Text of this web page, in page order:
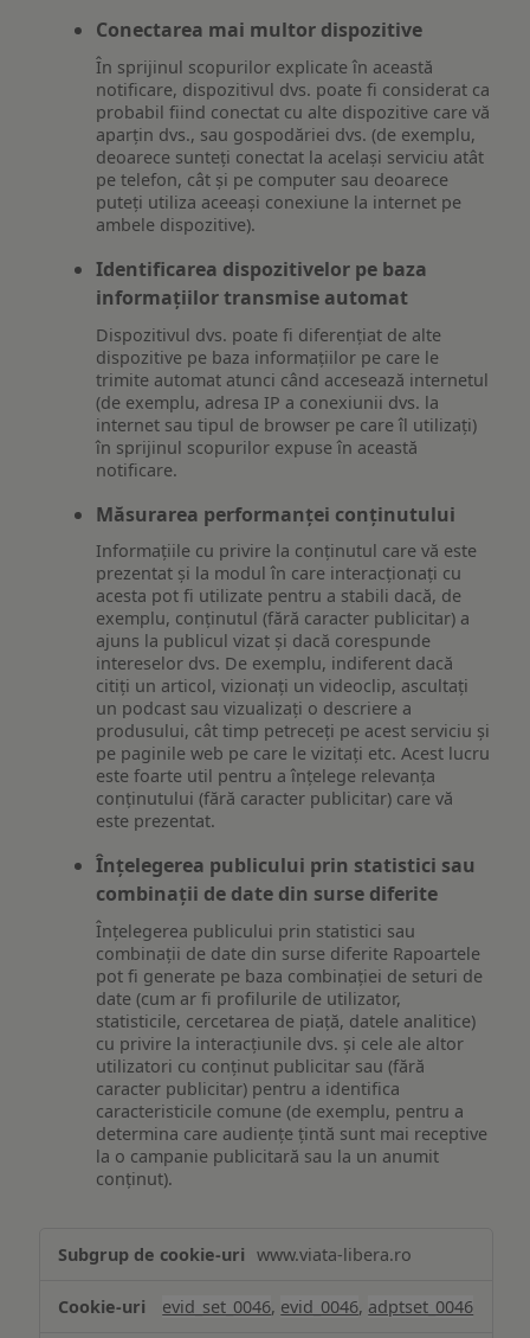
Conectarea mai multor dispozitive
În sprijinul scopurilor explicate în această
notificare, dispozitivul dvs. poate fi considerat ca
probabil fiind conectat cu alte dispozitive care vă
aparțin dvs., sau gospodăriei dvs. (de exemplu,
deoarece sunteți conectat la același serviciu atât
pe telefon, cât și pe computer sau deoarece
puteți utiliza aceeași conexiune la internet pe
ambele dispozitive).
Identificarea dispozitivelor pe baza
informațiilor transmise automat
Dispozitivul dvs. poate fi diferențiat de alte
dispozitive pe baza informațiilor pe care le
trimite automat atunci când accesează internetul
(de exemplu, adresa IP a conexiunii dvs. la
internet sau tipul de browser pe care îl utilizați)
în sprijinul scopurilor expuse în această
notificare.
Măsurarea performanței conținutului
Informațiile cu privire la conținutul care vă este
prezentat și la modul în care interacționați cu
acesta pot fi utilizate pentru a stabili dacă, de
exemplu, conținutul (fără caracter publicitar) a
ajuns la publicul vizat și dacă corespunde
intereselor dvs. De exemplu, indiferent dacă
citiți un articol, vizionați un videoclip, ascultați
un podcast sau vizualizați o descriere a
produsului, cât timp petreceți pe acest serviciu și
pe paginile web pe care le vizitați etc. Acest lucru
este foarte util pentru a înțelege relevanța
conținutului (fără caracter publicitar) care vă
este prezentat.
Înțelegerea publicului prin statistici sau
combinații de date din surse diferite
Înțelegerea publicului prin statistici sau
combinații de date din surse diferite Rapoartele
pot fi generate pe baza combinației de seturi de
date (cum ar fi profilurile de utilizator,
statisticile, cercetarea de piață, datele analitice)
cu privire la interacțiunile dvs. și cele ale altor
utilizatori cu conținut publicitar sau (fără
caracter publicitar) pentru a identifica
caracteristicile comune (de exemplu, pentru a
determina care audiențe țintă sunt mai receptive
la o campanie publicitară sau la un anumit
conținut).
www.viata-libera.ro
evid_set_0046, evid_0046, adptset_0046